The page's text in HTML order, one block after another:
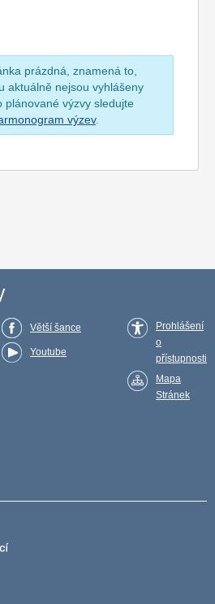
prázdná, znamená to,
aktuálně nejsou vyhlášeny
plánované výzvy sledujte
výzev.
Větší šance
Youtube
Prohlášení
o
přístupnosti
Mapa
Stránek